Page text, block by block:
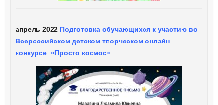
апрель 2022 Подготовка обучающихся к участию во
Всероссийском детском творческом онлайн-
конкурсе «Просто космос»